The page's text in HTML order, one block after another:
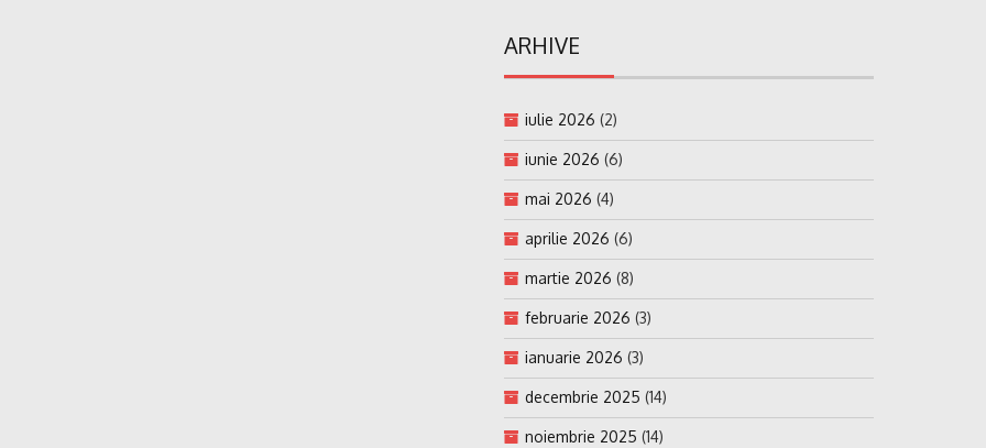
ARHIVE
iulie 2026 (2)
iunie 2026 (6)
mai 2026 (4)
aprilie 2026 (6)
martie 2026 (8)
februarie 2026 (3)
ianuarie 2026 (3)
decembrie 2025 (14)
noiembrie 2025 (14)